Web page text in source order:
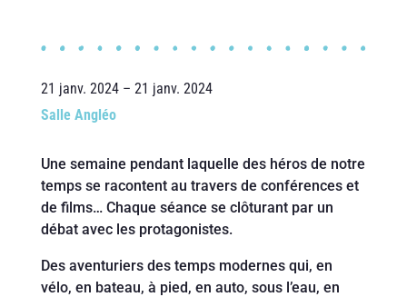
21 janv. 2024 – 21 janv. 2024
Salle Angléo
Une semaine pendant laquelle des héros de notre
temps se racontent au travers de conférences et
de films… Chaque séance se clôturant par un
débat avec les protagonistes.
Des aventuriers des temps modernes qui, en
vélo, en bateau, à pied, en auto, sous l’eau, en